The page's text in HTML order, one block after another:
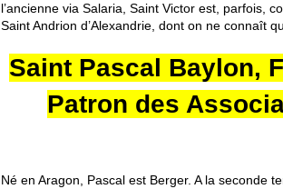
l’ancienne via Salaria, Saint Victor est, parfois,
Saint Andrion d’Alexandrie, dont on ne connaît
Saint Pascal Baylon,
Patron des
Né en Aragon, Pascal est Berger. A la seconde